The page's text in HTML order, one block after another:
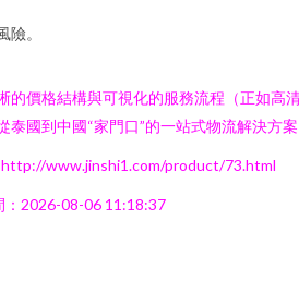
。
價格結構與可視化的服務流程（正如高
國到中國“家門口”的一站式物流解決方
www.jinshi1.com/product/73.html
：2026-08-06 11:18:37